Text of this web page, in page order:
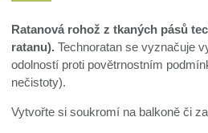
Ratanová rohož z tkaných pásů
ratanu). Technoratan se vyznačuje
odolností proti povětrnostním
nečistoty).
Vytvořte si soukromí na balkoně či